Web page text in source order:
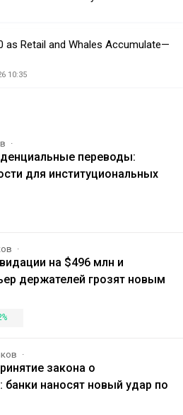
as Retail and Whales Accumulate—
10:35
переводы:
для институциональных
на $496 млн и
держателей грозят новым
закона о
банки наносят новый удар по